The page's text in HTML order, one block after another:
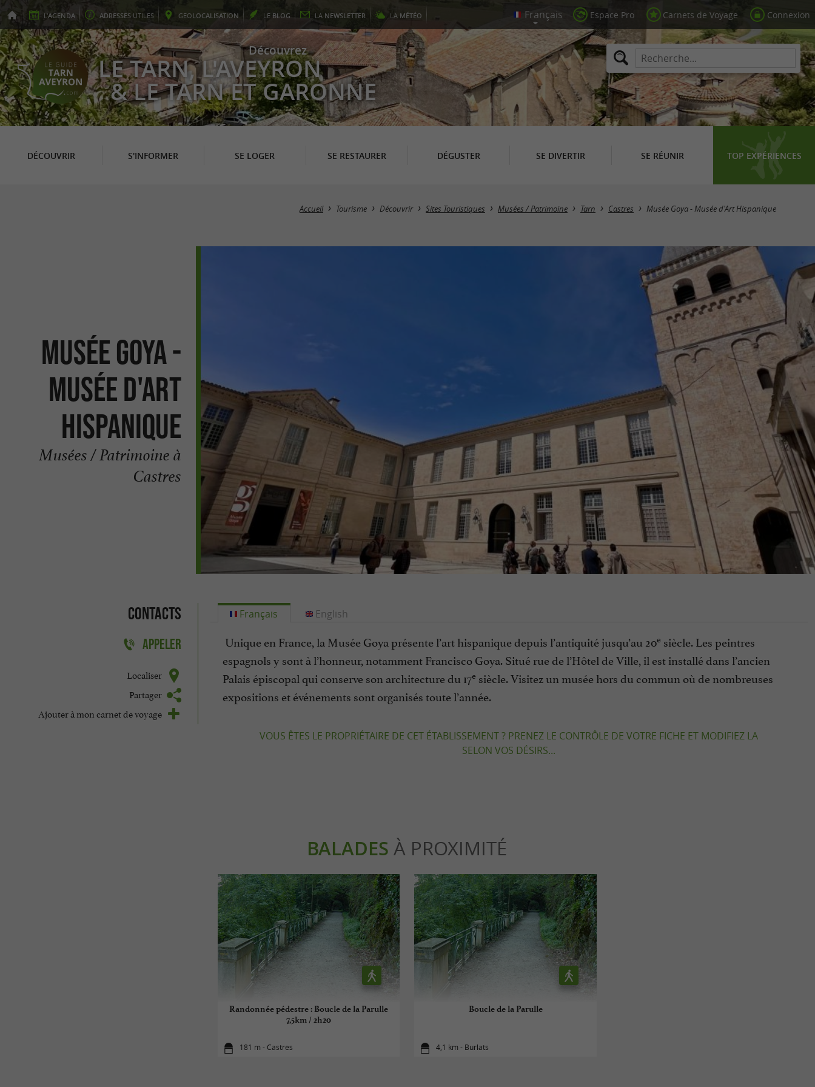
L'AGENDA ADRESSES UTILES GEOLOCALISATION LE BLOG LA NEWSLETTER LA MÉTÉO Espace Pro Carnets de Voyage Connexion
Découvrez
LE TARN, L'AVEYRON
& LE TARN ET GARONNE
DÉCOUVRIR S'INFORMER SE LOGER SE RESTAURER DÉGUSTER SE DIVERTIR SE RÉUNIR TOP EXPÉRIENCES
Accueil Tourisme Découvrir Sites Touristiques Musées / Patrimoine Tarn Castres Musée Goya - Musée d'Art Hispanique
Musée Goya -
Musée d'Art
Hispanique
Musées / Patrimoine à
Castres
Contacts
APPELER
Localiser
Partager
Ajouter à mon carnet de voyage
Français
Unique en France, la Musée Goya présente l’art hispanique depuis l’antiquité jusqu’au 20e siècle. Les peintres
espagnols y sont à l’honneur, notamment Francisco Goya. Situé rue de l’Hôtel de Ville, il est installé dans l’ancien
Palais épiscopal qui conserve son architecture du 17e siècle. Visitez un musée hors du commun où de nombreuses
expositions et événements sont organisés toute l’année.
VOUS ÊTES LE PROPRIÉTAIRE DE CET ÉTABLISSEMENT ? PRENEZ LE CONTRÔLE DE VOTRE FICHE ET MODIFIEZ LA
SELON VOS DÉSIRS...
English
BALADES À PROXIMITÉ
Randonnée pédestre : Boucle de la Parulle
7,5km / 2h20
181 m - Castres
Boucle de la Parulle
4,1 km - Burlats